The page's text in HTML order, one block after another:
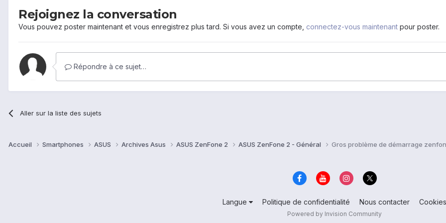
Rejoignez la conversation
Vous pouvez poster maintenant et vous enregistrez plus tard. Si vous avez un compte, connectez-vous maintenant pour poster.
Répondre à ce sujet…
Aller sur la liste des sujets
Accueil Smartphones ASUS Archives Asus ASUS ZenFone 2 ASUS ZenFone 2 - Général Gros problème de démarrage
Langue Politique de confidentialité Nous contacter Cookies
Powered by Invision Community